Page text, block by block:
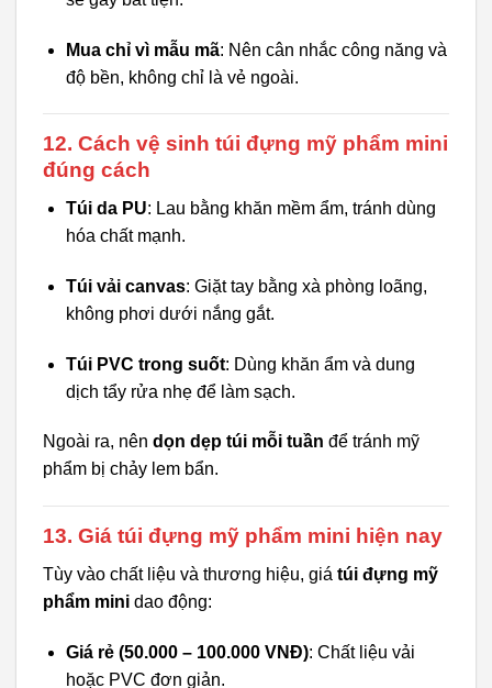
Mua chỉ vì mẫu mã: Nên cân nhắc công năng và
độ bền, không chỉ là vẻ ngoài.
12. Cách vệ sinh túi đựng mỹ phẩm mini
đúng cách
Túi da PU: Lau bằng khăn mềm ẩm, tránh dùng
hóa chất mạnh.
Túi vải canvas: Giặt tay bằng xà phòng loãng,
không phơi dưới nắng gắt.
Túi PVC trong suốt: Dùng khăn ẩm và dung
dịch tẩy rửa nhẹ để làm sạch.
Ngoài ra, nên dọn dẹp túi mỗi tuần để tránh mỹ
phẩm bị chảy lem bẩn.
13. Giá túi đựng mỹ phẩm mini hiện nay
Tùy vào chất liệu và thương hiệu, giá túi đựng mỹ
phẩm mini dao động:
Giá rẻ (50.000 – 100.000 VNĐ): Chất liệu vải
hoặc PVC đơn giản.